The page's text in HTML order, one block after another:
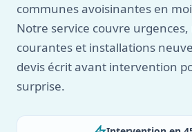
communes avoisinantes en
Notre service couvre
courantes et installations
devis écrit avant intervention
surprise.